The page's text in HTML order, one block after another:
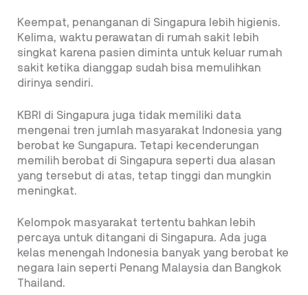
Keempat, penanganan di Singapura lebih higienis.
Kelima, waktu perawatan di rumah sakit lebih
singkat karena pasien diminta untuk keluar rumah
sakit ketika dianggap sudah bisa memulihkan
dirinya sendiri.
KBRI di Singapura juga tidak memiliki data
mengenai tren jumlah masyarakat Indonesia yang
berobat ke Sungapura. Tetapi kecenderungan
memilih berobat di Singapura seperti dua alasan
yang tersebut di atas, tetap tinggi dan mungkin
meningkat.
Kelompok masyarakat tertentu bahkan lebih
percaya untuk ditangani di Singapura. Ada juga
kelas menengah Indonesia banyak yang berobat ke
negara lain seperti Penang Malaysia dan Bangkok
Thailand.